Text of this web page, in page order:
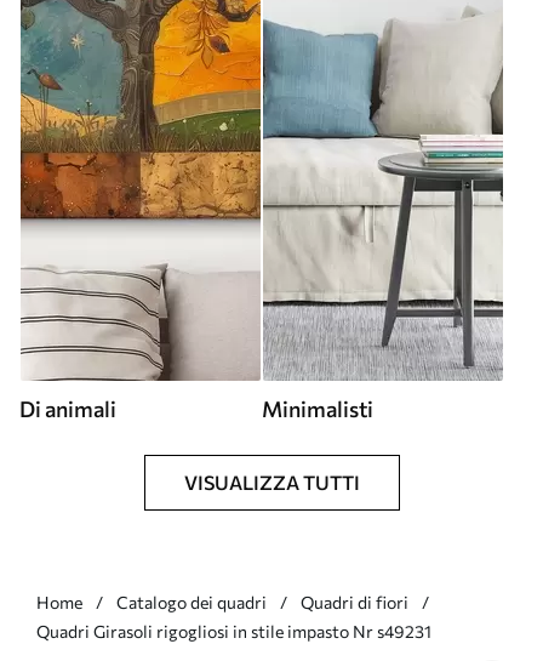
Di animali Minimalisti
VISUALIZZA TUTTI
Home Catalogo dei quadri
Quadri di fiori
Quadri Girasoli rigogliosi in stile impasto Nr s49231